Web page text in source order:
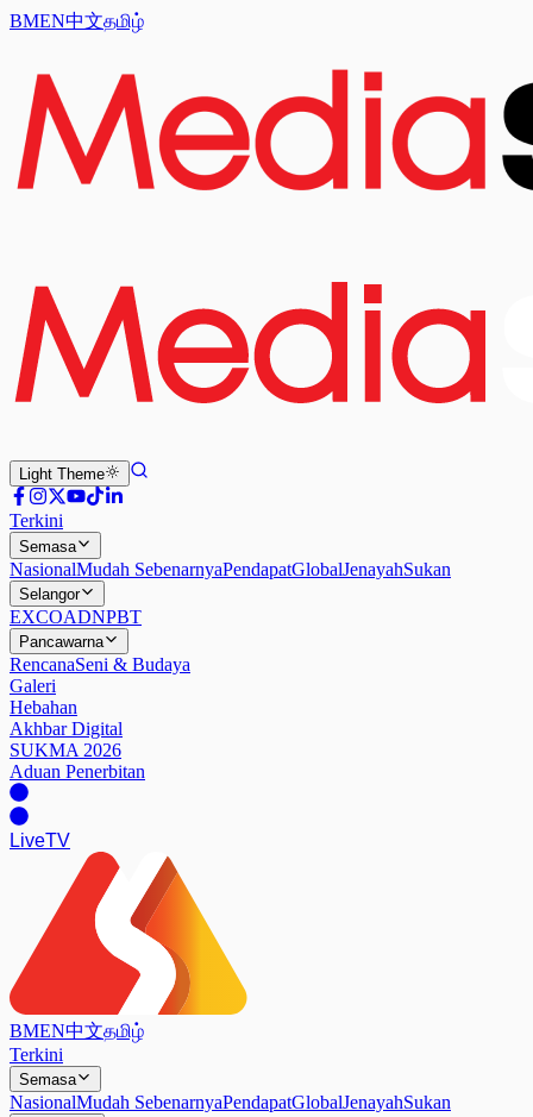
BMEN中文தமிழ்
Light Theme
Terkini
Semasa
NasionalMudah SebenarnyaPendapatGlobalJenayahSukan
Selangor
EXCOADNPBT
Pancawarna
RencanaSeni & Budaya
Galeri
Hebahan
Akhbar Digital
SUKMA 2026
Aduan Penerbitan
LiveTV
BMEN中文தமிழ்
Terkini
Semasa
NasionalMudah SebenarnyaPendapatGlobalJenayahSukan